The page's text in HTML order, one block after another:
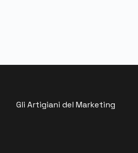
Gli Artigiani del Marketing